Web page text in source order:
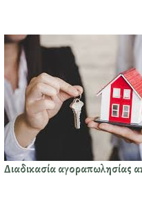
Διαδικασία αγοραπωλησίας